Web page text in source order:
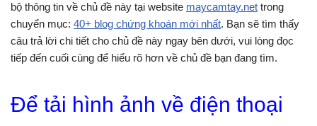
bộ thông tin về chủ đề này tại website maycamtay.net trong
chuyển mục: 40+ blog chứng khoán mới nhất. Bạn sẽ tìm thấy
câu trả lời chi tiết cho chủ đề này ngay bên dưới, vui lòng đọc
tiếp đến cuối cùng để hiểu rõ hơn về chủ đề bạn đang tìm.
Để tải hình ảnh về điện thoại